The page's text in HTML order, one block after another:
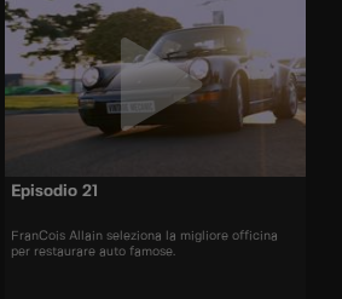
Episodio 21
FranCois Allain seleziona la migliore officina
per restaurare auto famose.